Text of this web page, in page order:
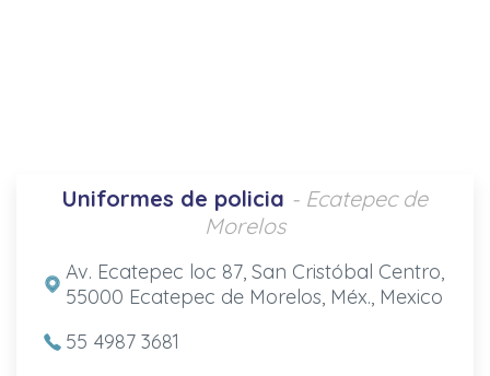
Uniformes de policia - Ecatepec de
Morelos
Av. Ecatepec loc 87, San Cristóbal Centro,
55000 Ecatepec de Morelos, Méx., Mexico
55 4987 3681